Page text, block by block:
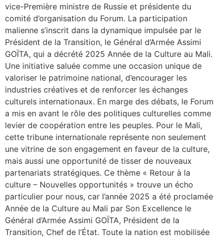
vice-Première ministre de Russie et présidente du
comité d’organisation du Forum. La participation
malienne s’inscrit dans la dynamique impulsée par le
Président de la Transition, le Général d’Armée Assimi
GOÏTA, qui a décrété 2025 Année de la Culture au Mali.
Une initiative saluée comme une occasion unique de
valoriser le patrimoine national, d’encourager les
industries créatives et de renforcer les échanges
culturels internationaux. En marge des débats, le Forum
a mis en avant le rôle des politiques culturelles comme
levier de coopération entre les peuples. Pour le Mali,
cette tribune internationale représente non seulement
une vitrine de son engagement en faveur de la culture,
mais aussi une opportunité de tisser de nouveaux
partenariats stratégiques. Ce thème « Retour à la
culture – Nouvelles opportunités » trouve un écho
particulier pour nous, car l’année 2025 a été proclamée
Année de la Culture au Mali par Son Excellence le
Général d’Armée Assimi GOÏTA, Président de la
Transition, Chef de l’État. Toute la nation est mobilisée